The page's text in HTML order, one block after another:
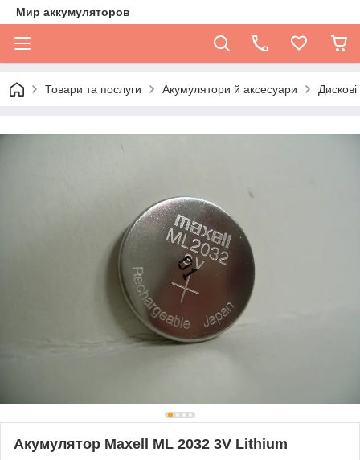
Мир аккумуляторов
Товари та послуги Акумулятори й аксесуари
Акумулятор Maxell ML 2032 3V Lithium